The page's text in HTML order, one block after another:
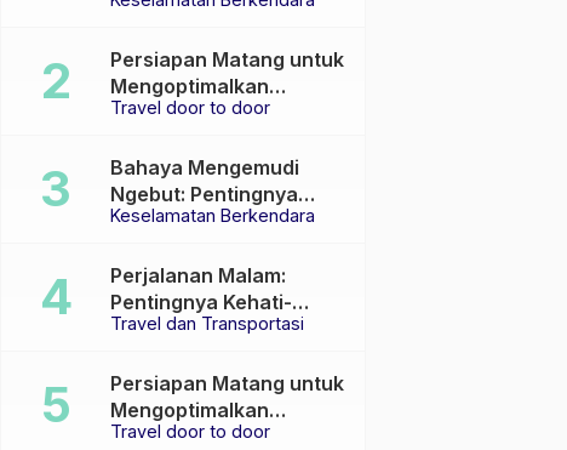
Travel door to door
Persiapan Matang untuk
Mengoptimalkan
Pengalaman Travel
Keselamatan Berkendara
Bahaya Mengemudi
Ngebut: Pentingnya
Keselamatan di Jalan
Travel dan Transportasi
Perjalanan Malam:
Pentingnya Kehati-
hatian dan Pemilihan
Travel door to door
Persiapan Matang untuk
Mengoptimalkan
Pengalaman Travel